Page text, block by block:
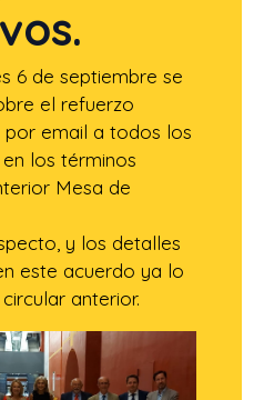
6 de septiembre se
el refuerzo
email a todos los
los términos
Mesa de
y los detalles
este acuerdo ya lo
anterior.